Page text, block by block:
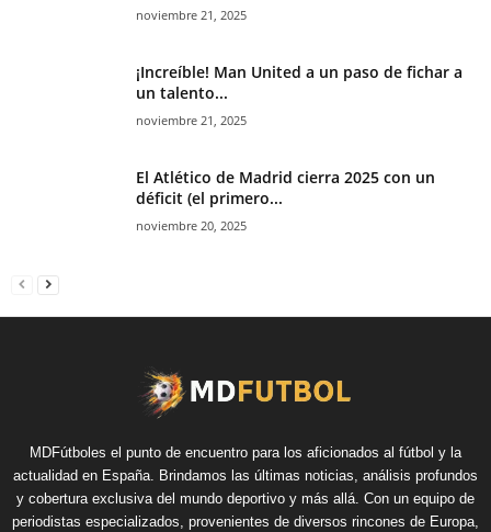
noviembre 21, 2025
¡Increíble! Man United a un paso de fichar a
un talento...
noviembre 21, 2025
El Atlético de Madrid cierra 2025 con un
déficit (el primero...
noviembre 20, 2025
MDFútboles el punto de encuentro para los aficionados al fútbol y la
actualidad en España. Brindamos las últimas noticias, análisis profundos
y cobertura exclusiva del mundo deportivo y más allá. Con un equipo de
periodistas especializados, provenientes de diversos rincones de Europa,